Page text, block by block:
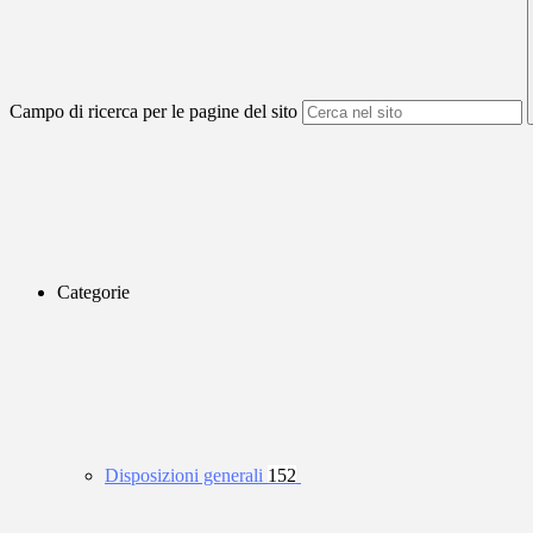
Campo di ricerca per le pagine del sito
Categorie
Disposizioni generali 152